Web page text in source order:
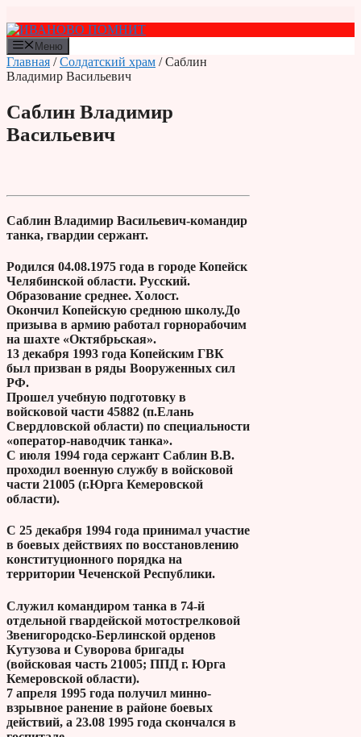
к
содержимому
Меню
Главная /Солдатский храм / Саблин
Владимир Васильевич
Саблин Владимир
Васильевич
Саблин Владимир Васильевич-командир
танка, гвардии сержант.
Родился 04.08.1975 года в городе Копейск
Челябинской области. Русский.
Образование среднее. Холост.
Окончил Копейскую среднюю школу.До
призыва в армию работал горнорабочим
на шахте «Октябрьская».
13 декабря 1993 года Копейским ГВК
был призван в ряды Вооруженных сил
РФ.
Прошел учебную подготовку в
войсковой части 45882 (п.Елань
Свердловской области) по специальности
«оператор-наводчик танка».
С июля 1994 года сержант Саблин В.В.
проходил военную службу в войсковой
части 21005 (г.Юрга Кемеровской
области).
С 25 декабря 1994 года принимал участие
в боевых действиях по восстановлению
конституционного порядка на
территории Чеченской Республики.
Служил командиром танка в 74-й
отдельной гвардейской мотострелковой
Звенигородско-Берлинской орденов
Кутузова и Суворова бригады
(войсковая часть 21005; ППД г. Юрга
Кемеровской области).
7 апреля 1995 года получил минно-
взрывное ранение в районе боевых
действий, а 23.08 1995 года скончался в